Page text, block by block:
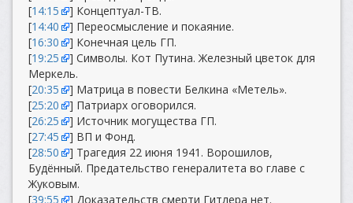
[14:15
] Концептуал-ТВ.
[14:40
] Переосмысление и покаяние.
[16:30
] Конечная цель ГП.
[19:25
] Символы. Кот Путина. Железный цветок для
Меркель.
[20:35
] Матрица в повести Белкина «Метель».
[25:20
] Патриарх оговорился.
[26:25
] Источник могущества ГП.
[27:45
] ВП и Фонд.
[28:50
] Трагедия 22 июня 1941. Ворошилов,
Будённый. Предательство генералитета во главе с
Жуковым.
[39:55
] Доказательств смерти Гитлера нет.